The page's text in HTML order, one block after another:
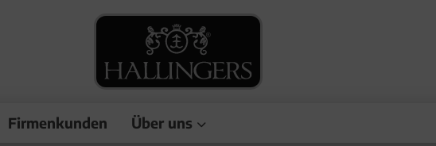
Firmenkunden Über uns